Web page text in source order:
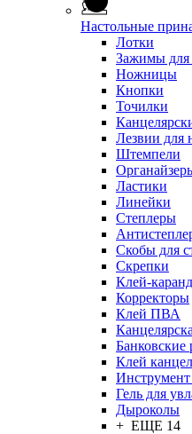
Настольные
Лотки
Зажимы для
Ножницы
Кнопки
Точилки
Лезвии для
Штемпели
Ластики
Линейки
Степлеры
Скобы для
Скрепки
Клей-
Корректоры
Клей ПВА
Банковские
Клей
Гель для
Дыроколы
+ ЕЩЕ 14